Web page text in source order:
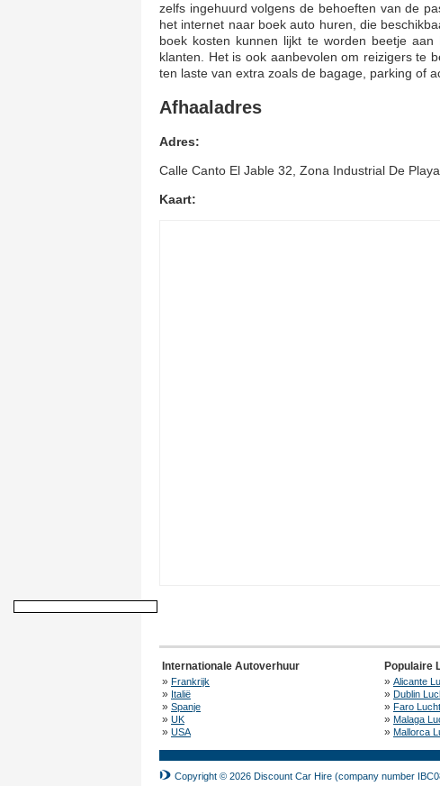
zelfs ingehuurd volgens de behoeften van de
het internet naar boek auto huren, die
boek kosten kunnen lijkt te worden beetje
klanten. Het is ook aanbevolen om reizigers te
ten laste van extra zoals de bagage, parking of
Afhaaladres
Adres:
Calle Canto El Jable 32, Zona Industrial De
Kaart:
Internationale Autoverhuur
» Frankrijk
» Italië
» Spanje
» UK
» USA
Populaire
» Alicante
» Dublin
» Faro
» Malaga
» Mallorca
Copyright © 2026 Discount Car Hire (company number